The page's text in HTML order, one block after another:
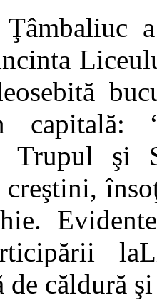
capitală:
Trupul şi
de căldură